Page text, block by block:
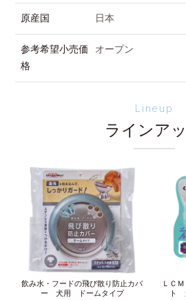
原産国 日本
参考希望小売価
格
オープン
Lineup
ラインア
飲み水・フードの飛び散り防止カバ
ー 犬用 ドームタイプ
ＬＣ
ト